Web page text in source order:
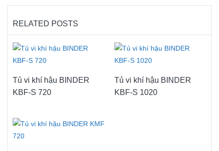
RELATED POSTS
Tủ vi khí hậu BINDER
KBF-S 720
Tủ vi khí hậu BINDER
KBF-S 1020